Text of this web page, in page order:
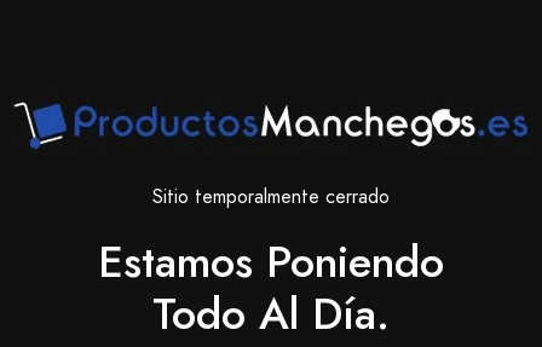
Sitio temporalmente cerrado
Estamos Poniendo
Todo Al Día.